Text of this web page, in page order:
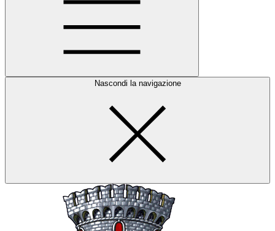
Nascondi la navigazione